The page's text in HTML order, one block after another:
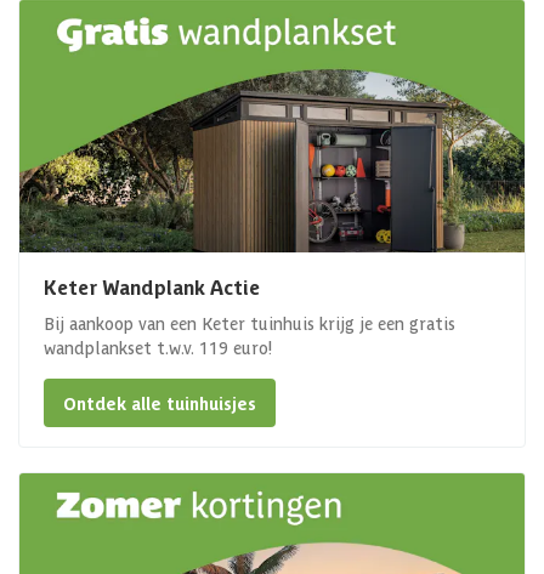
Keter Wandplank Actie
Bij aankoop van een Keter tuinhuis krijg je een gratis
wandplankset t.w.v. 119 euro!
Ontdek alle tuinhuisjes